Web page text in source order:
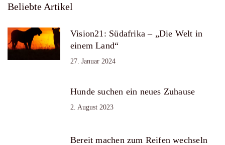
Beliebte Artikel
Vision21: Südafrika – „Die Welt in
einem Land“
27. Januar 2024
Hunde suchen ein neues Zuhause
2. August 2023
Bereit machen zum Reifen wechseln